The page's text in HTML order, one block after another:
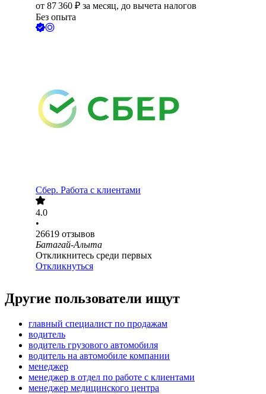
от 87 360 ₽ за месяц, до вычета налогов
Без опыта
Сбер. Работа с клиентами
4.0
•
26619 отзывов
Батагай-Алыта
Откликнитесь среди первых
Откликнуться
Другие пользователи ищут
главный специалист по продажам
водитель
водитель грузового автомобиля
водитель на автомобиле компании
менеджер
менеджер в отдел по работе с клиентами
менеджер медицинского центра